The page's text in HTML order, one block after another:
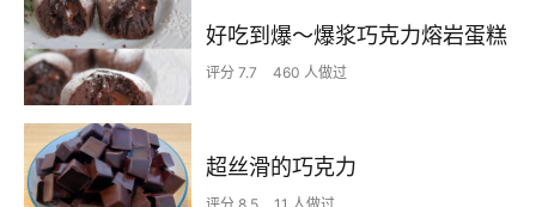
好吃到爆～爆浆巧克力熔岩蛋糕
评分 7.7 460 人做过
超丝滑的巧克力